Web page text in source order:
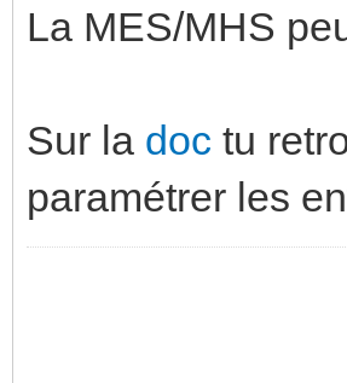
La MES/MHS
Sur la doc tu
paramétrer les